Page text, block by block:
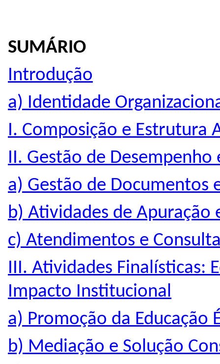
SUMÁRIO
Introdução
a) Identidade
I. Composição e Estrutura
II. Gestão de Desempenho
a) Gestão de Documentos
b) Atividades de Apuração
c) Atendimentos e
III. Atividades Finalísticas:
Impacto Institucional
a) Promoção da Educação
b) Mediação e Solução